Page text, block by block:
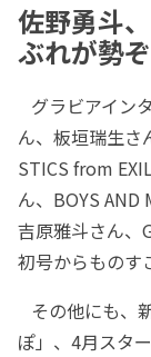
佐野勇斗
ぶれが勢
グラビアイン
ん、板垣瑞生さ
STICS from
ん、BOYS
吉原雅斗さん、
初号からものす
その他にも、
ぽ」、4月スタ